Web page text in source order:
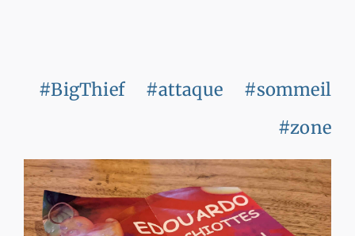
#BigThief #attaque
#sommeil
#zone